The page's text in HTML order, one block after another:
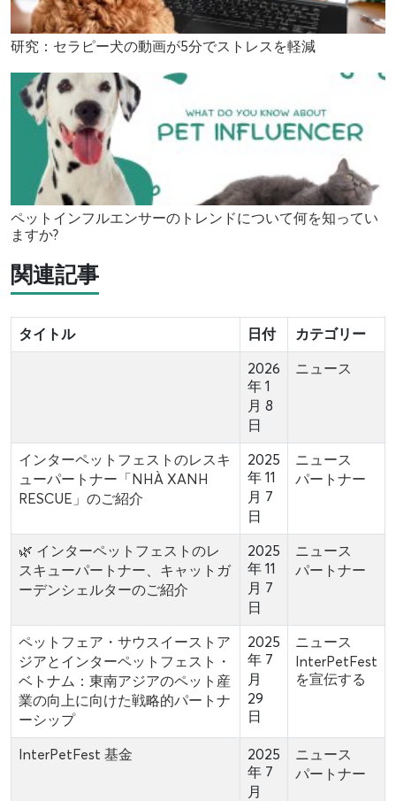
研究：セラピー犬の動画が5分でストレスを軽減
ペットインフルエンサーのトレンドについて何を知ってい
ますか?
関連記事
タイトル 日付
カテゴリー
2026
年 1
月 8
日
ニュース
インターペットフェストのレスキ
ューパートナー「NHÀ XANH
RESCUE」のご紹介
2025
年 11
月 7
日
ニュース
パートナー
🌿 インターペットフェストのレ
スキューパートナー、キャットガ
ーデンシェルターのご紹介
2025
年 11
月 7
日
ニュース
パートナー
ペットフェア・サウスイーストア
ジアとインターペットフェスト・
ベトナム：東南アジアのペット産
業の向上に向けた戦略的パートナ
ーシップ
2025
年 7
月
29
日
ニュース
InterPetFest
を宣伝する
InterPetFest 基金
2025
年 7
月
ニュース
パートナー